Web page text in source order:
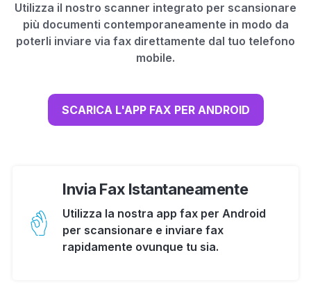
Utilizza il nostro scanner integrato per scansionare
più documenti contemporaneamente in modo da
poterli inviare via fax direttamente dal tuo telefono
mobile.
SCARICA L'APP FAX PER ANDROID
Invia Fax Istantaneamente
Utilizza la nostra app fax per Android
per scansionare e inviare fax
rapidamente ovunque tu sia.